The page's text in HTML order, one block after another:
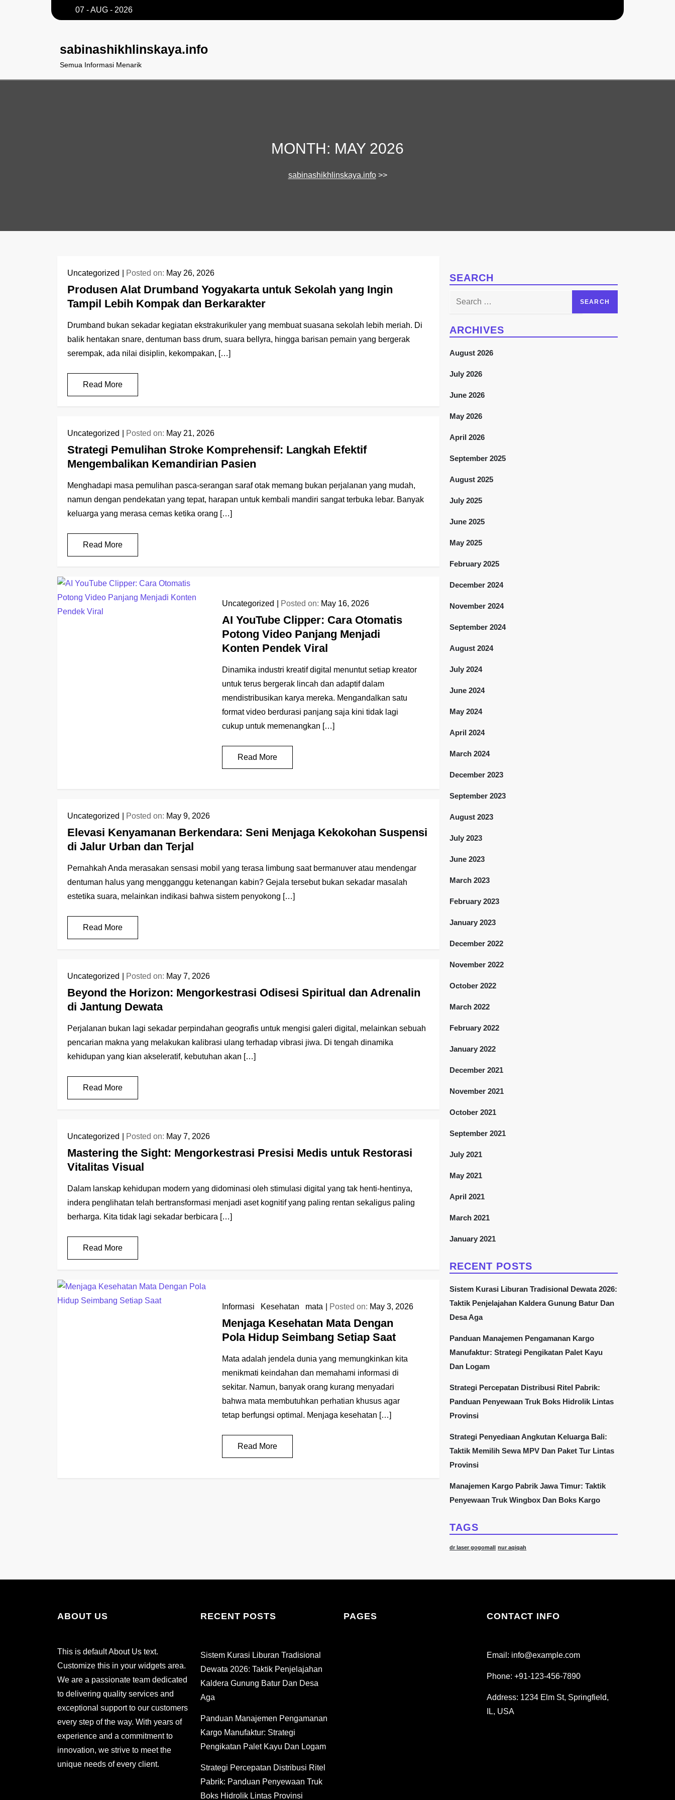
07 - AUG - 2026
sabinashikhlinskaya.info
Semua Informasi Menarik
MONTH: MAY 2026
sabinashikhlinskaya.info>>
Uncategorized Posted on: May 26, 2026
Produsen Alat Drumband Yogyakarta untuk Sekolah yang Ingin
Tampil Lebih Kompak dan Berkarakter
Drumband bukan sekadar kegiatan ekstrakurikuler yang membuat suasana sekolah lebih meriah. Di
balik hentakan snare, dentuman bass drum, suara bellyra, hingga barisan pemain yang bergerak
serempak, ada nilai disiplin, kekompakan, […]
Read More
Uncategorized Posted on: May 21, 2026
Strategi Pemulihan Stroke Komprehensif: Langkah Efektif
Mengembalikan Kemandirian Pasien
Menghadapi masa pemulihan pasca-serangan saraf otak memang bukan perjalanan yang mudah,
namun dengan pendekatan yang tepat, harapan untuk kembali mandiri sangat terbuka lebar. Banyak
keluarga yang merasa cemas ketika orang […]
Read More
Uncategorized Posted on: May 16, 2026
AI YouTube Clipper: Cara Otomatis
Potong Video Panjang Menjadi
Konten Pendek Viral
Dinamika industri kreatif digital menuntut setiap kreator
untuk terus bergerak lincah dan adaptif dalam
mendistribusikan karya mereka. Mengandalkan satu
format video berdurasi panjang saja kini tidak lagi
cukup untuk memenangkan […]
Read More
Uncategorized Posted on: May 9, 2026
Elevasi Kenyamanan Berkendara: Seni Menjaga Kekokohan Suspensi
di Jalur Urban dan Terjal
Pernahkah Anda merasakan sensasi mobil yang terasa limbung saat bermanuver atau mendengar
dentuman halus yang mengganggu ketenangan kabin? Gejala tersebut bukan sekadar masalah
estetika suara, melainkan indikasi bahwa sistem penyokong […]
Read More
Uncategorized Posted on: May 7, 2026
Beyond the Horizon: Mengorkestrasi Odisesi Spiritual dan Adrenalin
di Jantung Dewata
Perjalanan bukan lagi sekadar perpindahan geografis untuk mengisi galeri digital, melainkan sebuah
pencarian makna yang melakukan kalibrasi ulang terhadap vibrasi jiwa. Di tengah dinamika
kehidupan yang kian akseleratif, kebutuhan akan […]
Read More
Uncategorized Posted on: May 7, 2026
Mastering the Sight: Mengorkestrasi Presisi Medis untuk Restorasi
Vitalitas Visual
Dalam lanskap kehidupan modern yang didominasi oleh stimulasi digital yang tak henti-hentinya,
indera penglihatan telah bertransformasi menjadi aset kognitif yang paling rentan sekaligus paling
berharga. Kita tidak lagi sekadar berbicara […]
Read More
Informasi Kesehatan mata Posted on: May 3, 2026
Menjaga Kesehatan Mata Dengan
Pola Hidup Seimbang Setiap Saat
Mata adalah jendela dunia yang memungkinkan kita
menikmati keindahan dan memahami informasi di
sekitar. Namun, banyak orang kurang menyadari
bahwa mata membutuhkan perhatian khusus agar
tetap berfungsi optimal. Menjaga kesehatan […]
Read More
SEARCH
Search
ARCHIVES
August 2026
July 2026
June 2026
May 2026
April 2026
September 2025
August 2025
July 2025
June 2025
May 2025
February 2025
December 2024
November 2024
September 2024
August 2024
July 2024
June 2024
May 2024
April 2024
March 2024
December 2023
September 2023
August 2023
July 2023
June 2023
March 2023
February 2023
January 2023
December 2022
November 2022
October 2022
March 2022
February 2022
January 2022
December 2021
November 2021
October 2021
September 2021
July 2021
May 2021
April 2021
March 2021
January 2021
RECENT POSTS
Sistem Kurasi Liburan Tradisional Dewata 2026:
Taktik Penjelajahan Kaldera Gunung Batur Dan
Desa Aga
Panduan Manajemen Pengamanan Kargo
Manufaktur: Strategi Pengikatan Palet Kayu
Dan Logam
Strategi Percepatan Distribusi Ritel Pabrik:
Panduan Penyewaan Truk Boks Hidrolik Lintas
Provinsi
Strategi Penyediaan Angkutan Keluarga Bali:
Taktik Memilih Sewa MPV Dan Paket Tur Lintas
Provinsi
Manajemen Kargo Pabrik Jawa Timur: Taktik
Penyewaan Truk Wingbox Dan Boks Kargo
TAGS
dr laser gogomall nur aqiqah
ABOUT US
This is default About Us text.
Customize this in your widgets area.
We are a passionate team dedicated
to delivering quality services and
exceptional support to our customers
every step of the way. With years of
experience and a commitment to
innovation, we strive to meet the
unique needs of every client.
RECENT POSTS
Sistem Kurasi Liburan Tradisional
Dewata 2026: Taktik Penjelajahan
Kaldera Gunung Batur Dan Desa
Aga
Panduan Manajemen Pengamanan
Kargo Manufaktur: Strategi
Pengikatan Palet Kayu Dan Logam
Strategi Percepatan Distribusi Ritel
Pabrik: Panduan Penyewaan Truk
Boks Hidrolik Lintas Provinsi
PAGES CONTACT INFO
Email: info@example.com
Phone: +91-123-456-7890
Address: 1234 Elm St, Springfield,
IL, USA